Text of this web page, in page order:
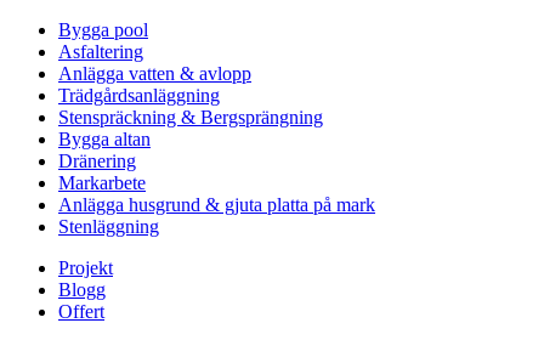
Bygga pool
Asfaltering
Anlägga vatten & avlopp
Trädgårdsanläggning
Stenspräckning & Bergsprängning
Bygga altan
Dränering
Markarbete
Anlägga husgrund & gjuta platta på mark
Stenläggning
Projekt
Blogg
Offert